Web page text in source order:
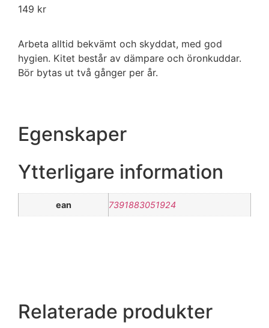
149 kr
Arbeta alltid bekvämt och skyddat, med god
hygien. Kitet består av dämpare och öronkuddar.
Bör bytas ut två gånger per år.
Egenskaper
Ytterligare information
ean 7391883051924
Relaterade produkter